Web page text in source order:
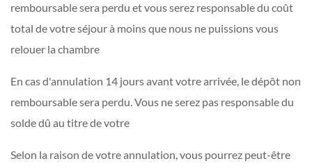
remboursable sera perdu et vous serez responsable du coût
total de votre séjour à moins que nous ne puissions vous
relouer la chambre
En cas d'annulation 14 jours avant votre arrivée, le dépôt non
remboursable sera perdu. Vous ne serez pas responsable du
solde dû au titre de votre
Selon la raison de votre annulation, vous pourrez peut-être